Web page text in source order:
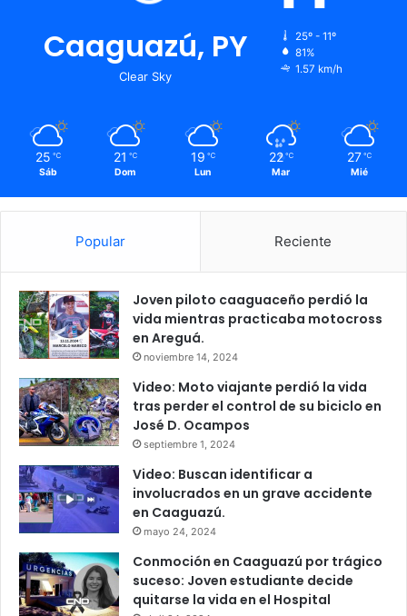
Caaguazú, PY
Clear Sky
25º - 11º
81%
1.57 km/h
25 ℃
Sáb
21 ℃
Dom
19 ℃
Lun
22 ℃
Mar
27 ℃
Mié
Popular Reciente
Joven piloto caaguaceño perdió la
vida mientras practicaba motocross
en Areguá.
noviembre 14, 2024
Video: Moto viajante perdió la vida
tras perder el control de su biciclo en
José D. Ocampos
septiembre 1, 2024
Video: Buscan identificar a
involucrados en un grave accidente
en Caaguazú.
mayo 24, 2024
Conmoción en Caaguazú por trágico
suceso: Joven estudiante decide
quitarse la vida en el Hospital